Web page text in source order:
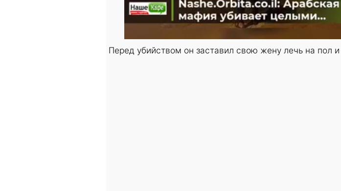
Перед убийством он заставил свою жену лечь на пол и